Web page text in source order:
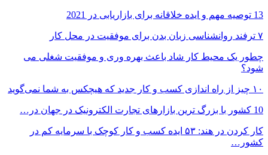
13 توصیه مهم و ایده خلاقانه برای بازاریابی در 2021
۷ ترفند روانشناسی زبان بدن برای موفقیت در محل کار
چطور یک محیط کار شاد باعث بهره وری و موفقیت شغلی می
شود؟
۱۰ چیز از راه اندازی کسب و کار جدید که هیچکس به شما نمی‌گوید
10 کشور با بزرگ ترین بازارهای تجارت الکترونیک در جهان در…
کار کردن در هند: ۵۳ ایده کسب و کار کوچک با سرمایه کم در
کشور…